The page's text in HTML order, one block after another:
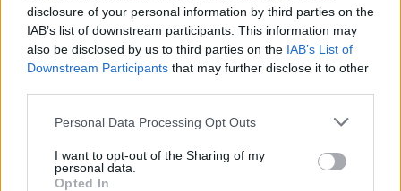
disclosure of your personal information by third parties on the
IAB’s list of downstream participants. This information may
also be disclosed by us to third parties on the IAB’s List of
Downstream Participants that may further disclose it to other
Personal Data Processing Opt Outs
I want to opt-out of the Sharing of my
personal data.
Opted In
την κορυφή της
αποδοτικότητας
δολάρια στην KG Mobility
Το FIAT 500 Hybrid τώρα από 18.990 ευρώ
Ουκρανία: Με Μίχαϊλιουκ και
Λεν κόντρα στην Ελλάδα
Πάρκερ: «Όνειρό μου να